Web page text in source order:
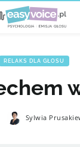
RELAKS DLA GŁOSU
Sylwia